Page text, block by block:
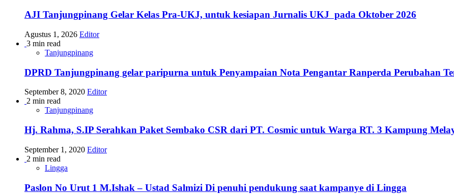
AJI Tanjungpinang Gelar Kelas Pra-UKJ, untuk kesiapan Jurnalis UKJ pada Oktober 2026
Agustus 1, 2026 Editor
3 min read
Tanjungpinang
DPRD Tanjungpinang gelar paripurna untuk Penyampaian Nota Pengantar Ranperda Perubahan
September 8, 2020 Editor
2 min read
Tanjungpinang
Hj. Rahma, S.IP Serahkan Paket Sembako CSR dari PT. Cosmic untuk Warga RT. 3 Kampung
September 1, 2020 Editor
2 min read
Lingga
Paslon No Urut 1 M.Ishak – Ustad Salmizi Di penuhi pendukung saat kampanye di Lingga